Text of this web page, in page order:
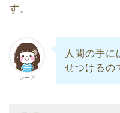
す。
シーア
人間の手に
せつけるの